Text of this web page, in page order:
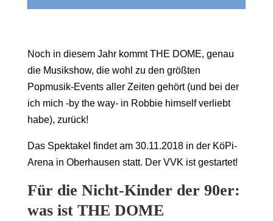
Noch in diesem Jahr kommt THE DOME, genau
die Musikshow, die wohl zu den größten
Popmusik-Events aller Zeiten gehört (und bei der
ich mich -by the way- in Robbie himself verliebt
habe), zurück!
Das Spektakel findet am 30.11.2018 in der KöPi-
Arena in Oberhausen statt. Der VVK ist gestartet!
Für die Nicht-Kinder der 90er:
was ist THE DOME